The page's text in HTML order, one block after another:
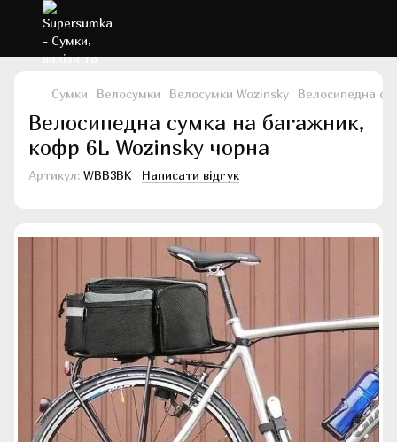
Сумки Велосумки Велосумки Wozinsky Велосипедна
Велосипедна сумка на багажник,
кофр 6L Wozinsky чорна
Артикул: WBB3BK Написати відгук